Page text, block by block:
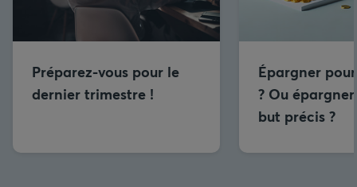
Préparez-vous pour le
dernier trimestre !
Épargner
? Ou
but précis ?